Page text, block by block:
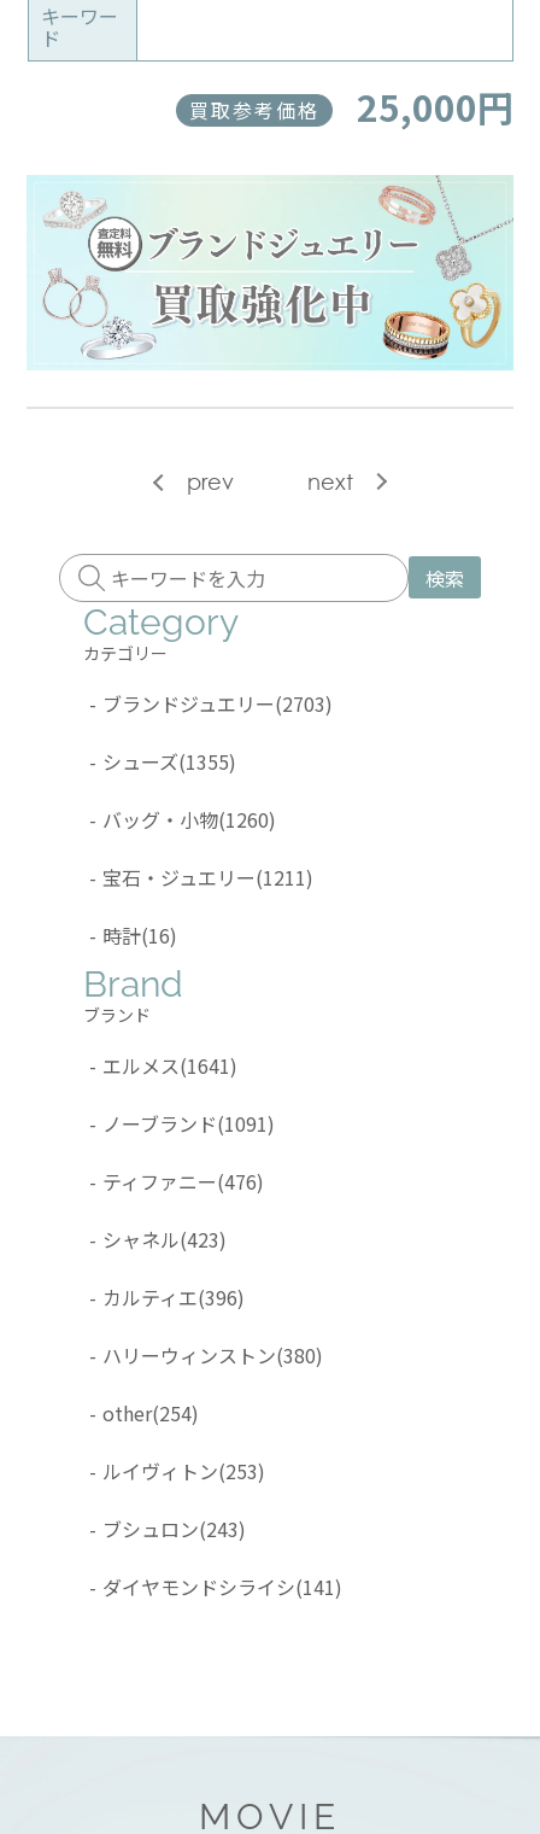
キーワー
ド
買取参考価格 25,000円
prev next
検索
Category
カテゴリー
- ブランドジュエリー(2703)
- シューズ(1355)
- バッグ・小物(1260)
- 宝石・ジュエリー(1211)
- 時計(16)
Brand
ブランド
- エルメス(1641)
- ノーブランド(1091)
- ティファニー(476)
- シャネル(423)
- カルティエ(396)
- ハリーウィンストン(380)
- other(254)
- ルイヴィトン(253)
- ブシュロン(243)
- ダイヤモンドシライシ(141)
MOVIE